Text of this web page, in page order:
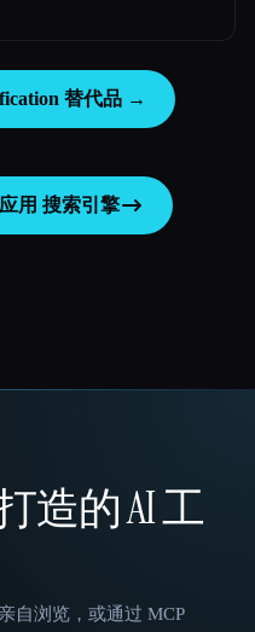
替代品 →
用 搜索引擎
造的 AI 工
自浏览，或通过 MCP